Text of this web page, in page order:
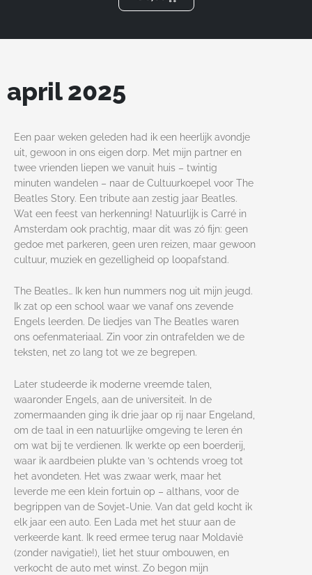
m
april 2025
Een paar weken geleden had ik een heerlijk avondje
uit, gewoon in ons eigen dorp. Met mijn partner en
twee vrienden liepen we vanuit huis – twintig
minuten wandelen – naar de Cultuurkoepel voor The
Beatles Story. Een tribute aan zestig jaar Beatles.
Wat een feest van herkenning! Natuurlijk is Carré in
Amsterdam ook prachtig, maar dit was zó fijn: geen
gedoe met parkeren, geen uren reizen, maar gewoon
cultuur, muziek en gezelligheid op loopafstand.
The Beatles… Ik ken hun nummers nog uit mijn jeugd.
Ik zat op een school waar we vanaf ons zevende
Engels leerden. De liedjes van The Beatles waren
ons oefenmateriaal. Zin voor zin ontrafelden we de
teksten, net zo lang tot we ze begrepen.
Later studeerde ik moderne vreemde talen,
waaronder Engels, aan de universiteit. In de
zomermaanden ging ik drie jaar op rij naar Engeland,
om de taal in een natuurlijke omgeving te leren én
om wat bij te verdienen. Ik werkte op een boerderij,
waar ik aardbeien plukte van ’s ochtends vroeg tot
het avondeten. Het was zwaar werk, maar het
leverde me een klein fortuin op – althans, voor de
begrippen van de Sovjet-Unie. Van dat geld kocht ik
elk jaar een auto. Een Lada met het stuur aan de
verkeerde kant. Ik reed ermee terug naar Moldavië
(zonder navigatie!), liet het stuur ombouwen, en
verkocht de auto met winst. Zo begon mijn